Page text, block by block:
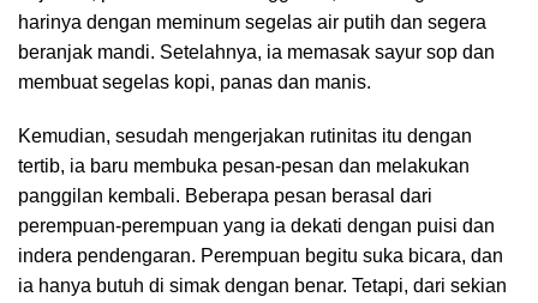
harinya dengan meminum segelas air putih dan segera
beranjak mandi. Setelahnya, ia memasak sayur sop dan
membuat segelas kopi, panas dan manis.
Kemudian, sesudah mengerjakan rutinitas itu dengan
tertib, ia baru membuka pesan-pesan dan melakukan
panggilan kembali. Beberapa pesan berasal dari
perempuan-perempuan yang ia dekati dengan puisi dan
indera pendengaran. Perempuan begitu suka bicara, dan
ia hanya butuh di simak dengan benar. Tetapi, dari sekian